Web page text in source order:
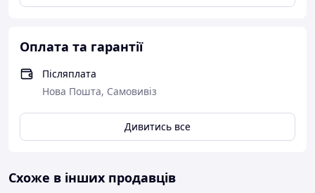
Оплата та гарантії
Післяплата
Нова Пошта, Самовивіз
Дивитись все
Схоже в інших продавців